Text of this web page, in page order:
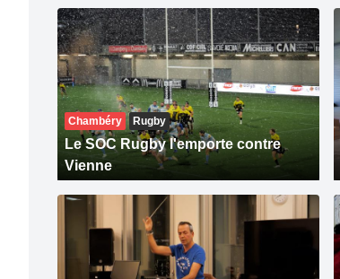
Chambéry Rugby
Le SOC Rugby l'emporte contre
Vienne